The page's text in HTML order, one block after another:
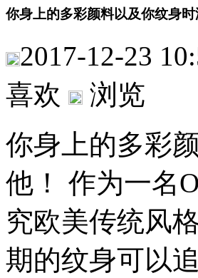
你身上的多彩颜料以及你纹身
2017-12-23
喜欢
浏览
你身上的多彩
他！ 作为一名
究欧美传统风
期的纹身可以